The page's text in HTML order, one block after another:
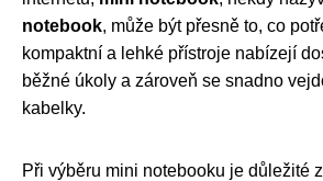
notebook, může být přesně to, co
kompaktní a lehké přístroje nabízejí
běžné úkoly a zároveň se snadno
kabelky.
Při výběru mini notebooku je důležité